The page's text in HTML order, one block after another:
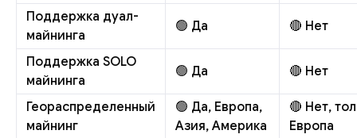
Поддержка дуал-
майнинга
🟢 Да 🔴 Нет
Поддержка SOLO
майнинга
🟢 Да 🔴 Нет
Геораспределенный
майнинг
🟢 Да, Европа,
Азия, Америка
🔴 Нет,
Европа